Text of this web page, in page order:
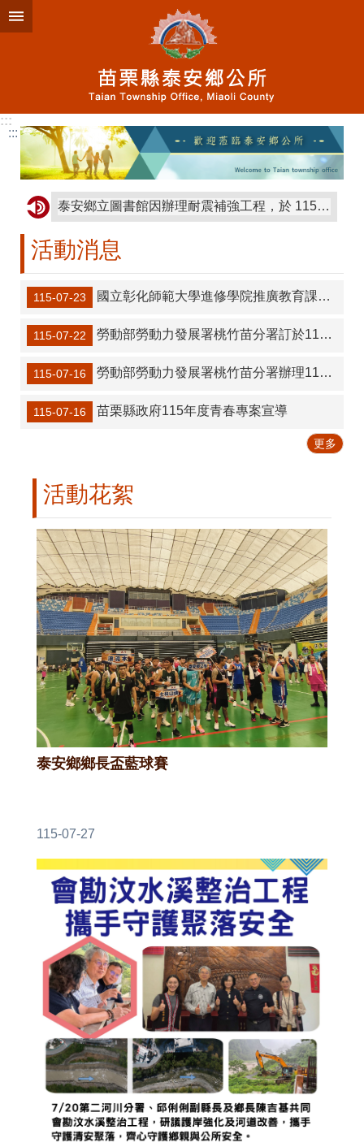
跳到主要內容區塊
:::
:::
泰安鄉立圖書館因辦理耐震補強工程，於 115年4月13日至9月30日暫停開放。
活動消息
115-07-23 國立彰化師範大學進修學院推廣教育課程「第二十二期-就業服務乙級技術士證照輔導班」、「【APMA 專業認證】一般專案經理證照培訓班」、「日語N3實力精進班」、「日語會話初級Ⅱ班」招生
115-07-22 勞動部勞動力發展署桃竹苗分署訂於115年8月1日舉辦苗栗地區現場徵才活動
115-07-16 勞動部勞動力發展署桃竹苗分署辦理116年度「五零五零就業網絡合作補助要點」計畫說明會
115-07-16 苗栗縣政府115年度青春專案宣導
更多
活動花絮
泰安鄉鄉長盃藍球賽
115-07-27